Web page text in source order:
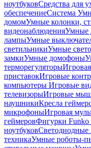
ноутбуковСредства для
обеспечениеСистема
домомУмные колонки,
видеонаблюденияУмные
лампыУмные
светильникиУмные
замкиУмные домофоны
терморегуляторы
приставокИгровые
компьютеры Игровые
телевизорыИгровые
наушникиКресла
микрофоныИгровая
геймеровФигурки Funko
ноутбуковСветодиодные
техникаУмные роботы-